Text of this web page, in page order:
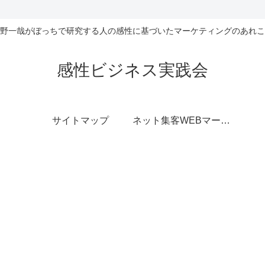
一哉がぼっちで研究する人の感性に基づいたマーケティングのあれ
感性ビジネス実践会
サイトマップ ネット集客WEBマーケティング無料相談室